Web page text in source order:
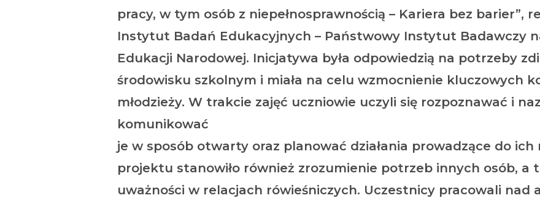
pracy, w tym osób z niepełnosprawnością – Kariera bez barier”,
Instytut Badań Edukacyjnych – Państwowy Instytut Badawczy
Edukacji Narodowej. Inicjatywa była odpowiedzią na potrzeby
środowisku szkolnym i miała na celu wzmocnienie kluczowych
młodzieży. W trakcie zajęć uczniowie uczyli się rozpoznawać i
komunikować
je w sposób otwarty oraz planować działania prowadzące do ich
projektu stanowiło również zrozumienie potrzeb innych osób, a
uważności w relacjach rówieśniczych. Uczestnicy pracowali nad